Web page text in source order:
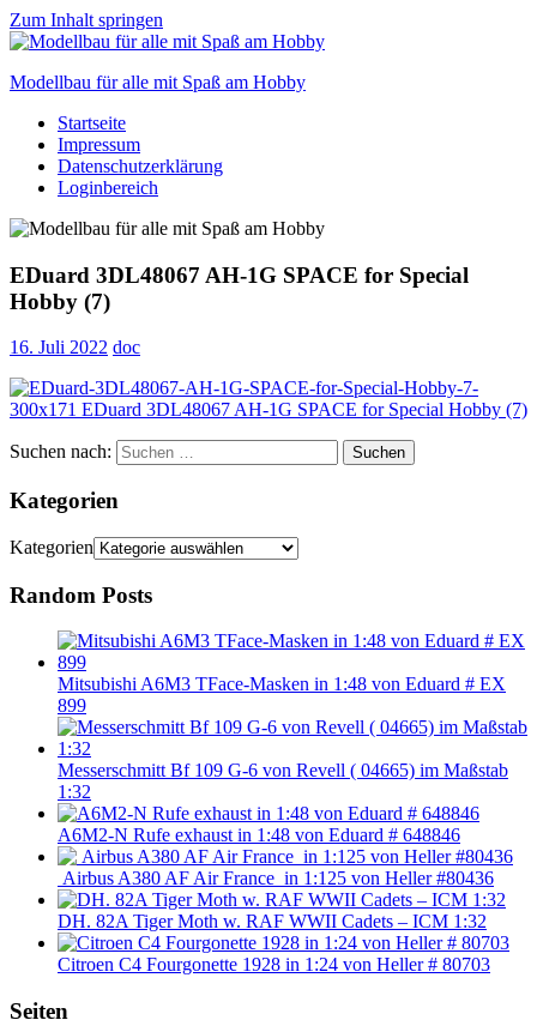
Zum Inhalt springen
Modellbau für alle mit Spaß am Hobby
Scale
modelling
to
Startseite
Impressum
Datenschutzerklärung
Loginbereich
EDuard 3DL48067 AH-1G SPACE for Special
Hobby (7)
16. Juli 2022 doc
Suchen nach: Suchen
Kategorien
Kategorien
Random Posts
Mitsubishi A6M3 TFace-Masken in 1:48 von Eduard # EX
899
Messerschmitt Bf 109 G-6 von Revell ( 04665) im Maßstab
1:32
A6M2-N Rufe exhaust in 1:48 von Eduard # 648846
Airbus A380 AF Air France in 1:125 von Heller #80436
DH. 82A Tiger Moth w. RAF WWII Cadets – ICM 1:32
Citroen C4 Fourgonette 1928 in 1:24 von Heller # 80703
Seiten